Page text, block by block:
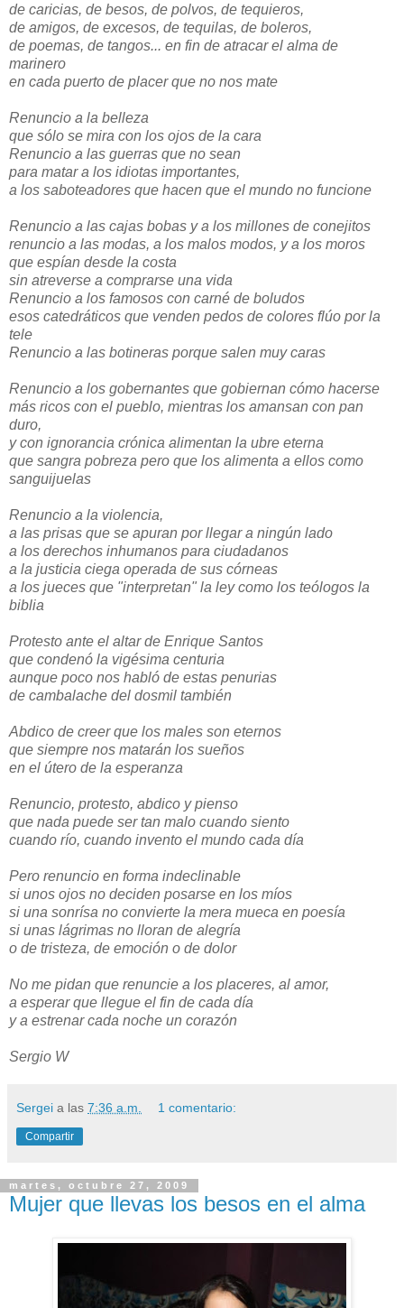
de caricias, de besos, de polvos, de tequieros,
de amigos, de excesos, de tequilas, de boleros,
de poemas, de tangos... en fin de atracar el alma de
marinero
en cada puerto de placer que no nos mate
Renuncio a la belleza
que sólo se mira con los ojos de la cara
Renuncio a las guerras que no sean
para matar a los idiotas importantes,
a los saboteadores que hacen que el mundo no funcione
Renuncio a las cajas bobas y a los millones de conejitos
renuncio a las modas, a los malos modos, y a los moros
que espían desde la costa
sin atreverse a comprarse una vida
Renuncio a los famosos con carné de boludos
esos catedráticos que venden pedos de colores flúo por la
tele
Renuncio a las botineras porque salen muy caras
Renuncio a los gobernantes que gobiernan cómo hacerse
más ricos con el pueblo, mientras los amansan con pan
duro,
y con ignorancia crónica alimentan la ubre eterna
que sangra pobreza pero que los alimenta a ellos como
sanguijuelas
Renuncio a la violencia,
a las prisas que se apuran por llegar a ningún lado
a los derechos inhumanos para ciudadanos
a la justicia ciega operada de sus córneas
a los jueces que "interpretan" la ley como los teólogos la
biblia
Protesto ante el altar de Enrique Santos
que condenó la vigésima centuria
aunque poco nos habló de estas penurias
de cambalache del dosmil también
Abdico de creer que los males son eternos
que siempre nos matarán los sueños
en el útero de la esperanza
Renuncio, protesto, abdico y pienso
que nada puede ser tan malo cuando siento
cuando río, cuando invento el mundo cada día
Pero renuncio en forma indeclinable
si unos ojos no deciden posarse en los míos
si una sonrísa no convierte la mera mueca en poesía
si unas lágrimas no lloran de alegría
o de tristeza, de emoción o de dolor
No me pidan que renuncie a los placeres, al amor,
a esperar que llegue el fin de cada día
y a estrenar cada noche un corazón
Sergio W
Sergei a las 7:36 a.m. 1 comentario:
Compartir
martes, octubre 27, 2009
Mujer que llevas los besos en el alma